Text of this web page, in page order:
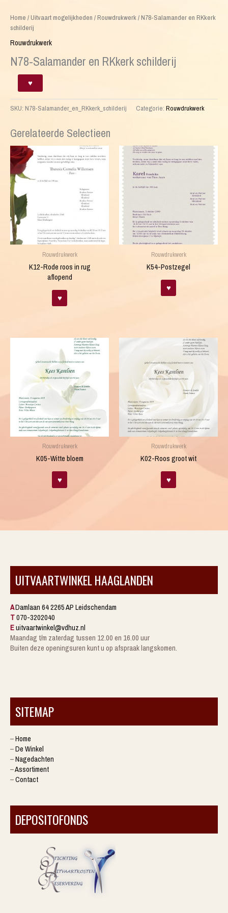
Home /Uitvaart mogelijkheden /Rouwdrukwerk/ N78-Salamander en RKkerk
schilderij
Rouwdrukwerk
N78-Salamander en RKkerk schilderij
N78-
Salamander
en
RKkerk
aantal
♥
SKU: N78-Salamander_en_RKkerk_schilderij Categorie: Rouwdrukwerk
Gerelateerde Selectieen
Rouwdrukwerk
K12-Rode roos in rug
aflopend
♥
Rouwdrukwerk
K54-Postzegel
♥
Rouwdrukwerk
K05-Witte bloem
♥
Rouwdrukwerk
K02-Roos groot wit
♥
UITVAARTWINKEL HAAGLANDEN
ADamlaan 64 2265 AP Leidschendam
T070-3202040
Euitvaartwinkel@vdhuz.nl
Maandag t/m zaterdag tussen 12.00 en 16.00 uur
Buiten deze openingsuren kunt u op afspraak langskomen.
SITEMAP
–Home
–De Winkel
–Nagedachten
–Assortiment
–Contact
DEPOSITOFONDS